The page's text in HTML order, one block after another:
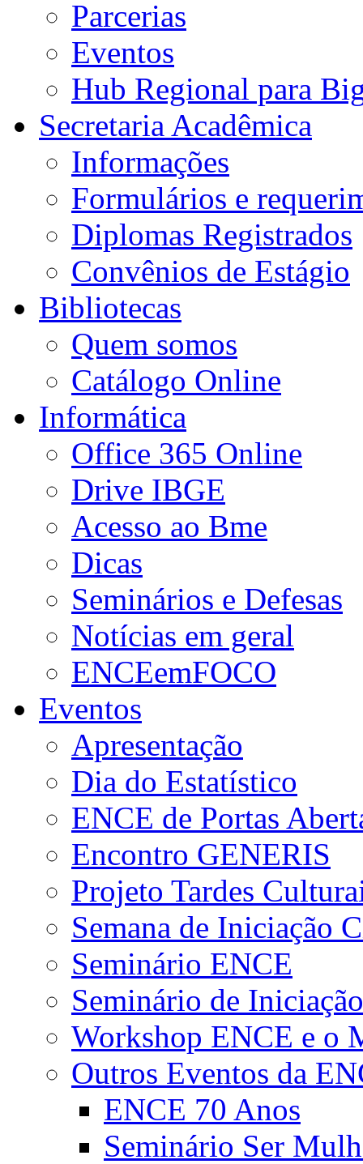
Parcerias
Eventos
Hub Regional para
Secretaria Acadêmica
Informações
Formulários e
Diplomas Registrados
Convênios de Estágio
Bibliotecas
Quem somos
Catálogo Online
Informática
Office 365 Online
Drive IBGE
Acesso ao Bme
Dicas
Seminários e Defesas
Notícias em geral
ENCEemFOCO
Eventos
Apresentação
Dia do Estatístico
ENCE de Portas
Encontro GENERIS
Projeto Tardes
Semana de Iniciação
Seminário ENCE
Seminário de
Workshop ENCE e o
Outros Eventos da
ENCE 70 Anos
Seminário Ser